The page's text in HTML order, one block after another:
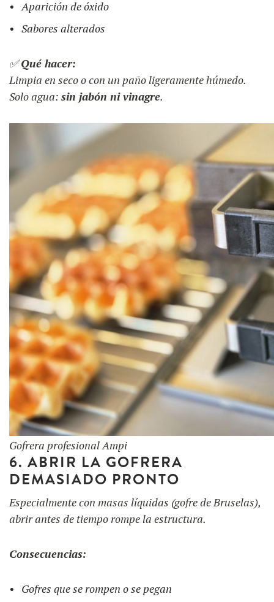
Aparición de óxido
Sabores alterados
✅Qué hacer:
Limpia en seco o con un paño ligeramente húmedo.
Solo agua: sin jabón ni vinagre.
Gofrera profesional Ampi
6. ABRIR LA GOFRERA
DEMASIADO PRONTO
Especialmente con masas líquidas (gofre de Bruselas),
abrir antes de tiempo rompe la estructura.
Consecuencias:
Gofres que se rompen o se pegan